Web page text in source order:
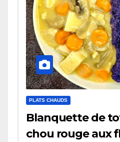
PLATS CHAUDS
Blanquette de
chou rouge aux